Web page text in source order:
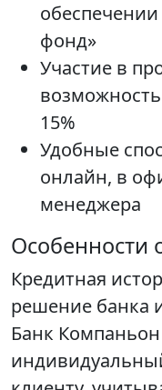
фонд»
Участие в
15%
Удобные
онлайн, в
менеджера
Особенности
Кредитная
решение банка
Банк Компаньон